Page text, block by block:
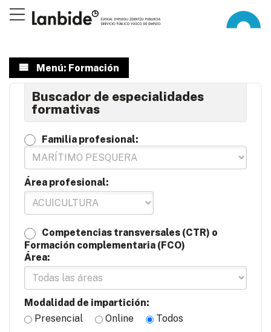
Menú: Formación
Buscador de especialidades
formativas
Familia profesional:
Área profesional:
Competencias transversales (CTR) o
Formación complementaria (FCO)
Área:
Modalidad de impartición:
Presencial
Online
Todos